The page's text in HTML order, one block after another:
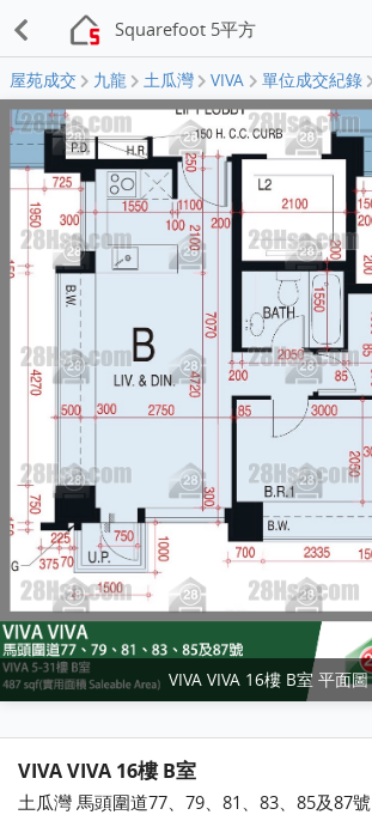
Squarefoot 5平方
屋苑成交 九龍 土瓜灣 VIVA 單位成交紀錄
VIVA VIVA 16樓 B室 平面圖
VIVA VIVA 16樓 B室
土瓜灣 馬頭圍道77、79、81、83、85及87號